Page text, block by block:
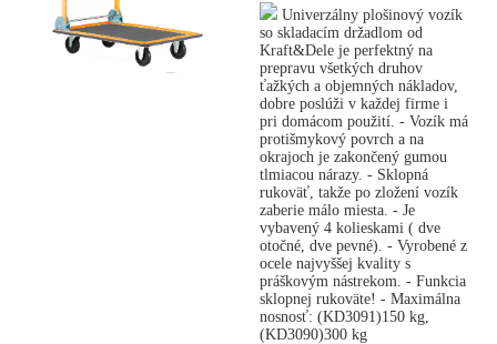
Univerzálny plošinový vozík
so skladacím držadlom od
Kraft&Dele je perfektný na
prepravu všetkých druhov
ťažkých a objemných nákladov,
dobre poslúži v každej firme i
pri domácom použití. - Vozík má
protišmykový povrch a na
okrajoch je zakončený gumou
tlmiacou nárazy. - Sklopná
rukoväť, takže po zložení vozík
zaberie málo miesta. - Je
vybavený 4 kolieskami ( dve
otočné, dve pevné). - Vyrobené z
ocele najvyššej kvality s
práškovým nástrekom. - Funkcia
sklopnej rukoväte! - Maximálna
nosnosť: (KD3091)150 kg,
(KD3090)300 kg